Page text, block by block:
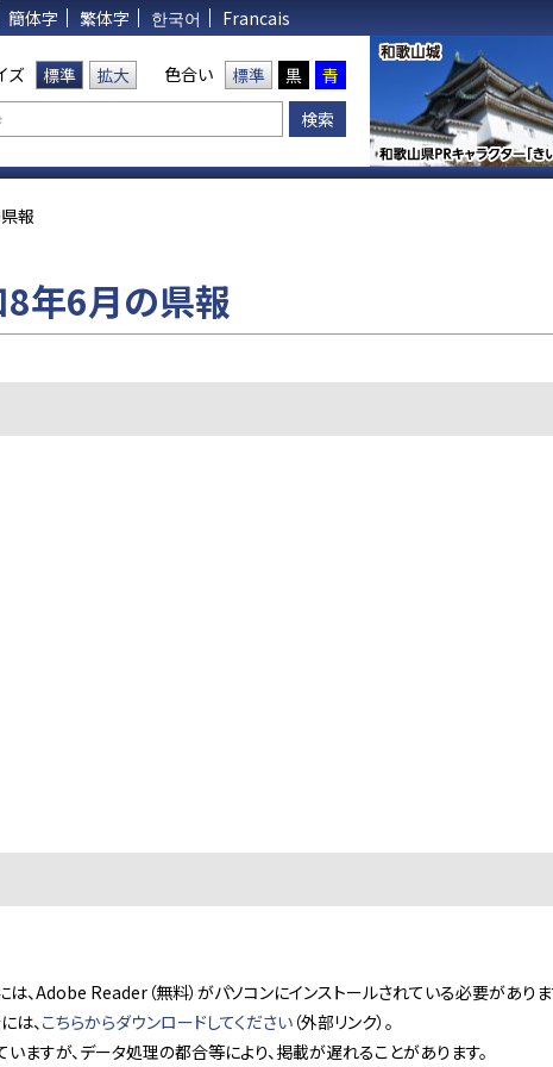
簡体字 繁体字 한국어 Francais
ズ 標準 拡大 色合い 標準 黒 青
報
年6月の県報
は、Adobe Reader（無料）がパソコンにインストールされている必要がありま
は、こちらからダウンロードしてください （外部リンク）。
ますが、データ処理の都合等により、掲載が遅れることがあります。